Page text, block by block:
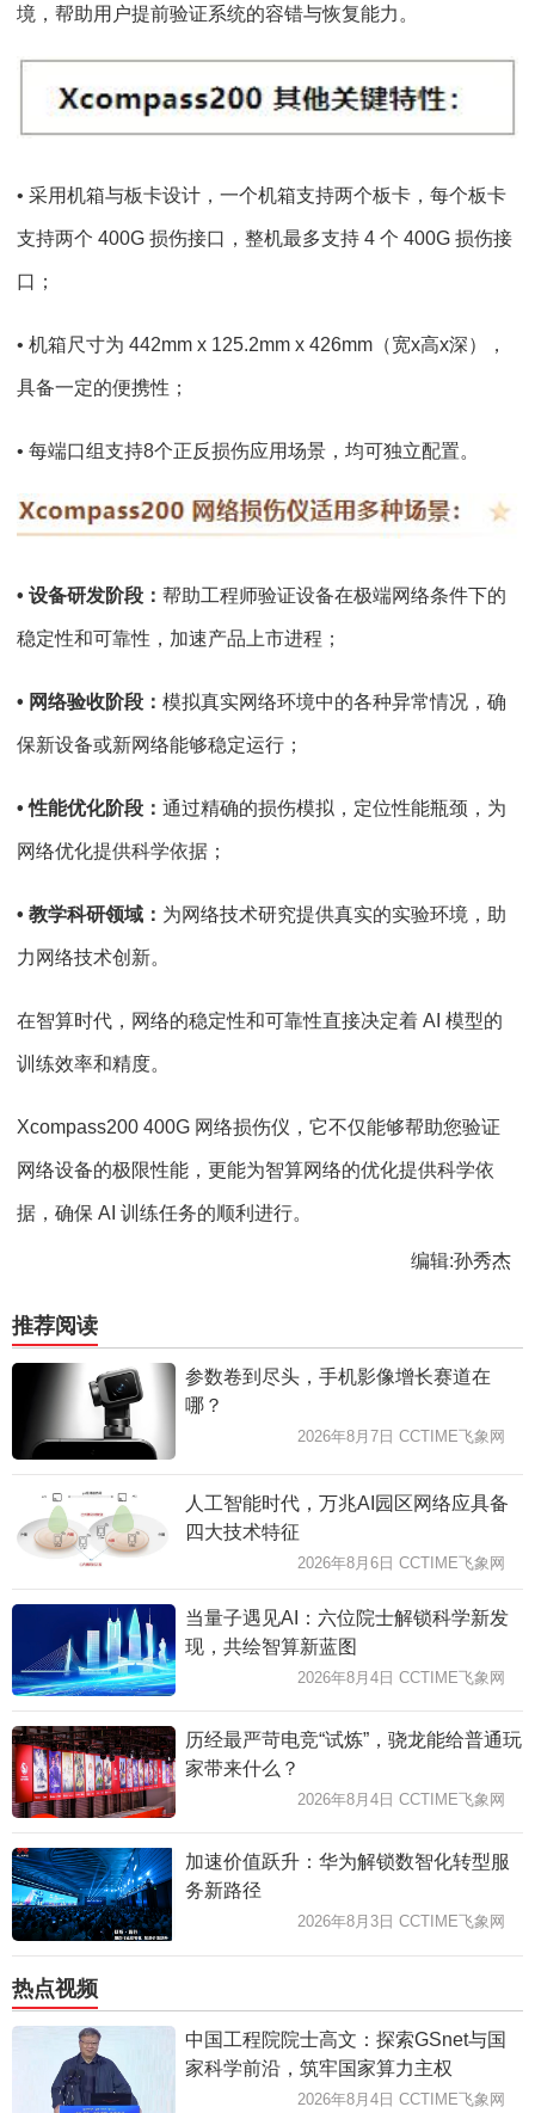
境，帮助用户提前验证系统的容错与恢复能力。
• 采用机箱与板卡设计，一个机箱支持两个板卡，每个板卡
支持两个 400G 损伤接口，整机最多支持 4 个 400G 损伤接
口；
• 机箱尺寸为 442mm x 125.2mm x 426mm（宽x高x深），
具备一定的便携性；
• 每端口组支持8个正反损伤应用场景，均可独立配置。
• 设备研发阶段： 帮助工程师验证设备在极端网络条件下的
稳定性和可靠性，加速产品上市进程；
• 网络验收阶段： 模拟真实网络环境中的各种异常情况，确
保新设备或新网络能够稳定运行；
• 性能优化阶段： 通过精确的损伤模拟，定位性能瓶颈，为
网络优化提供科学依据；
• 教学科研领域： 为网络技术研究提供真实的实验环境，助
力网络技术创新。
在智算时代，网络的稳定性和可靠性直接决定着 AI 模型的
训练效率和精度。
Xcompass200 400G 网络损伤仪，它不仅能够帮助您验证
网络设备的极限性能，更能为智算网络的优化提供科学依
据，确保 AI 训练任务的顺利进行。
编辑:孙秀杰
推荐阅读
参数卷到尽头，手机影像增长赛道在
哪？
2026年8月7日 CCTIME飞象网
人工智能时代，万兆AI园区网络应具备
四大技术特征
2026年8月6日 CCTIME飞象网
当量子遇见AI：六位院士解锁科学新发
现，共绘智算新蓝图
2026年8月4日 CCTIME飞象网
历经最严苛电竞“试炼”，骁龙能给普通玩
家带来什么？
2026年8月4日 CCTIME飞象网
加速价值跃升：华为解锁数智化转型服
务新路径
2026年8月3日 CCTIME飞象网
热点视频
中国工程院院士高文：探索GSnet与国
家科学前沿，筑牢国家算力主权
2026年8月4日 CCTIME飞象网